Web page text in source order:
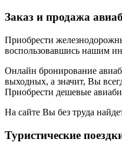
Заказ и продажа
Приобрести
воспользовавшись нашим
Онлайн бронирование
выходных, а значит, Вы
Приобрести дешевые
На сайте Вы без труда
Туристические